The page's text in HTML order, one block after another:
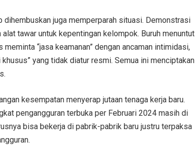
juga memperparah situasi. Demonstrasi
tawar untuk kepentingan kelompok. Buruh menuntut
“jasa keamanan” dengan ancaman intimidasi,
yang tidak diatur resmi. Semua ini menciptakan
kesempatan menyerap jutaan tenaga kerja baru.
pengangguran terbuka per Februari 2024 masih di
bisa bekerja di pabrik-pabrik baru justru terpaksa